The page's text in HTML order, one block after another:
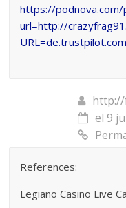
https://podnova.com/
url=http://
http://
el 9
References:
Legiano Casino Live